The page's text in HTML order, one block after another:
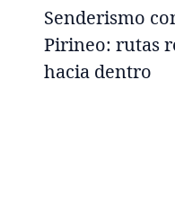
Senderismo
Pirineo: rutas
hacia dentro